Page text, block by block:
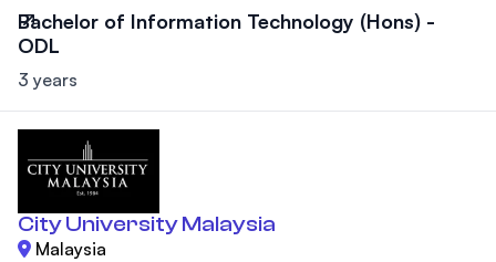
Bachelor of Information Technology (Hons) -
ODL
3 years
City University Malaysia
Malaysia